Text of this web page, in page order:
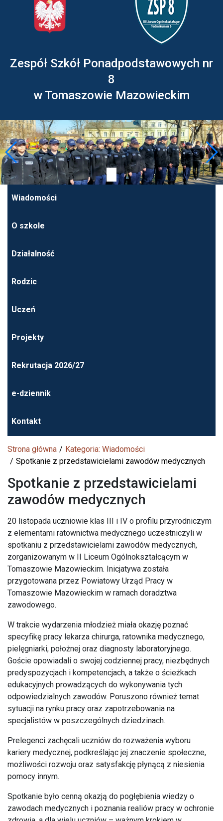
Zespół Szkół Ponadpodstawowych nr
8
w Tomaszowie Mazowieckim
Wiadomości
O szkole
Działalność
Rodzic
Uczeń
Projekty
Rekrutacja 2026/27
e-dziennik
Kontakt
Strona główna
Kategoria: Wiadomości
Spotkanie z przedstawicielami zawodów medycznych
Spotkanie z przedstawicielami
zawodów medycznych
20 listopada uczniowie klas III i IV o profilu przyrodniczym
z elementami ratownictwa medycznego uczestniczyli w
spotkaniu z przedstawicielami zawodów medycznych,
zorganizowanym w II Liceum Ogólnokształcącym w
Tomaszowie Mazowieckim. Inicjatywa została
przygotowana przez Powiatowy Urząd Pracy w
Tomaszowie Mazowieckim w ramach doradztwa
zawodowego.
W trakcie wydarzenia młodzież miała okazję poznać
specyfikę pracy lekarza chirurga, ratownika medycznego,
pielęgniarki, położnej oraz diagnosty laboratoryjnego.
Goście opowiadali o swojej codziennej pracy, niezbędnych
predyspozycjach i kompetencjach, a także o ścieżkach
edukacyjnych prowadzących do wykonywania tych
odpowiedzialnych zawodów. Poruszono również temat
sytuacji na rynku pracy oraz zapotrzebowania na
specjalistów w poszczególnych dziedzinach.
Prelegenci zachęcali uczniów do rozważenia wyboru
kariery medycznej, podkreślając jej znaczenie społeczne,
możliwości rozwoju oraz satysfakcję płynącą z niesienia
pomocy innym.
Spotkanie było cenną okazją do pogłębienia wiedzy o
zawodach medycznych i poznania realiów pracy w ochronie